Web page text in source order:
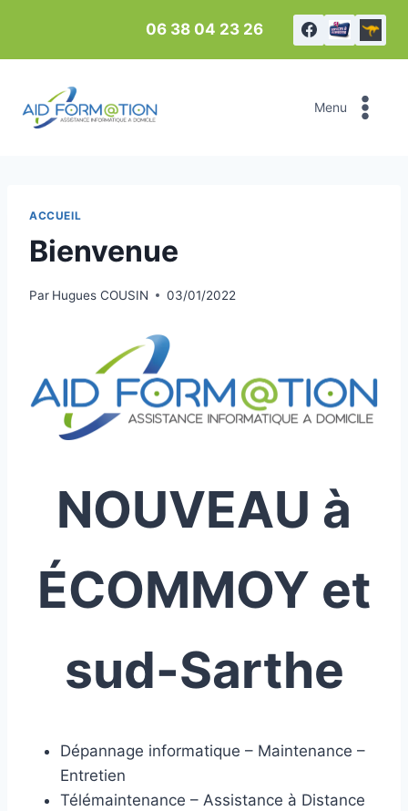
contenu
06 38 04 23 26
Menu
ACCUEIL
Bienvenue
Par Hugues COUSIN 03/01/2022
NOUVEAU à
ÉCOMMOY et
sud-Sarthe
Dépannage informatique – Maintenance –
Entretien
Télémaintenance – Assistance à Distance